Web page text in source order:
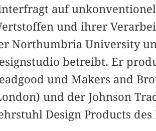
auf
und ihrer
Northumbria University
betreibt. Er
und Makers and
und der Johnson
Design Products des